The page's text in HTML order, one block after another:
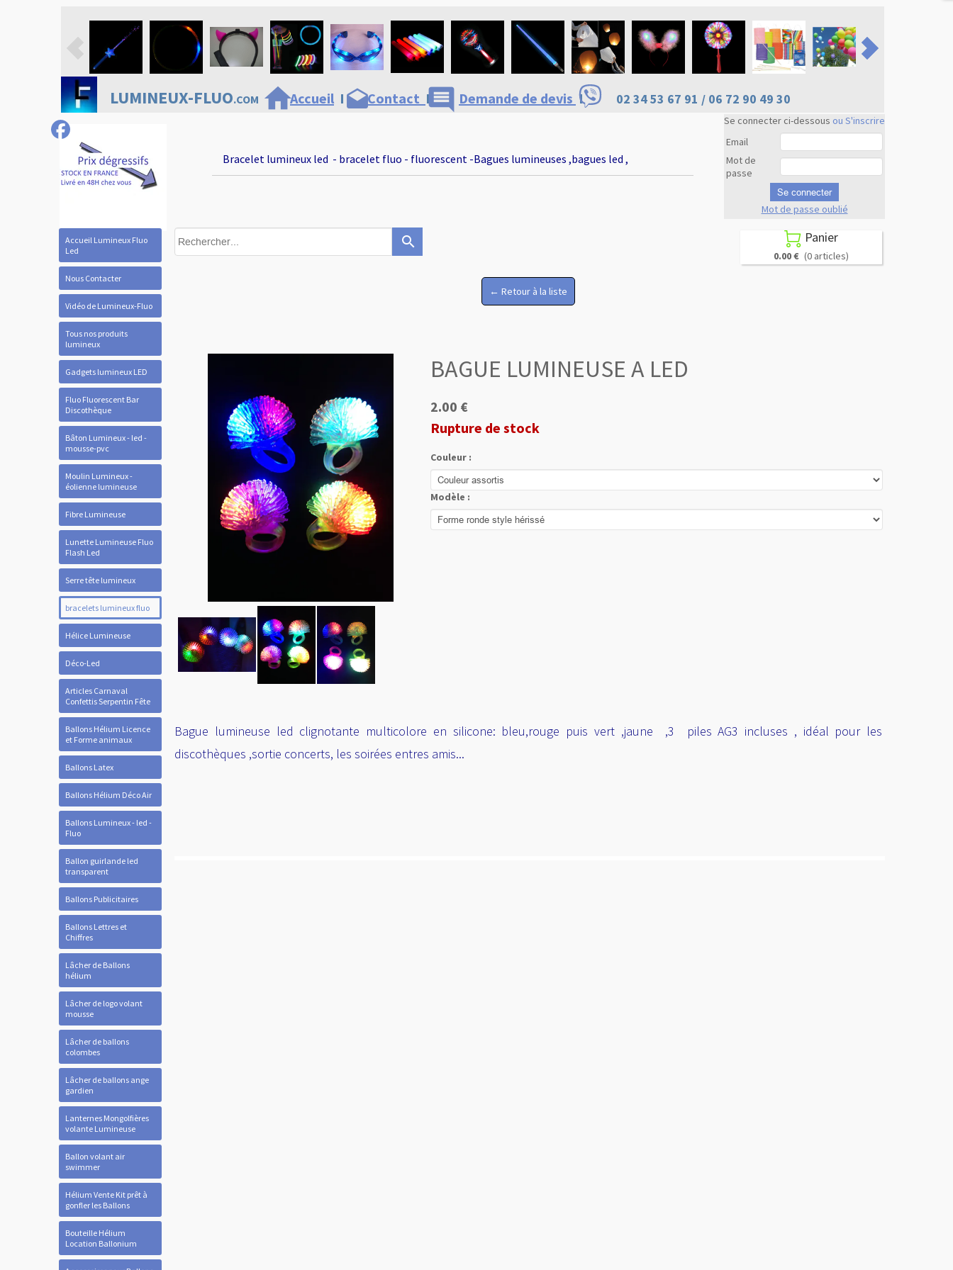
Accueil Lumineux Fluo
Led
Nous Contacter
Vidéo de Lumineux-Fluo
Tous nos produits
lumineux
Gadgets lumineux LED
Fluo Fluorescent Bar
Discothèque
Bâton Lumineux - led -
mousse-pvc
Moulin Lumineux -
éolienne lumineuse
Fibre Lumineuse
Lunette Lumineuse Fluo
Flash Led
Serre tête lumineux
bracelets lumineux fluo
Hélice Lumineuse
Déco-Led
Articles Carnaval
Confettis Serpentin Fête
Ballons Hélium Licence
et Forme animaux
Ballons Latex
Ballons Hélium Déco Air
Ballons Lumineux - led -
Fluo
Ballon guirlande led
transparent
Ballons Publicitaires
Ballons Lettres et
Chiffres
Lâcher de Ballons
hélium
Lâcher de logo volant
mousse
Lâcher de ballons
colombes
Lâcher de ballons ange
gardien
Lanternes Mongolfières
volante Lumineuse
Ballon volant air
swimmer
Hélium Vente Kit prêt à
gonfler les Ballons
Bouteille Hélium
Location Ballonium
LUMINEUX-FLUO.COM Accueil IContact I Demande de devis I 02 34 53 67 91 / 06 72 90 49 30
Se connecter ci-dessous ou S'inscrire
Email
Mot de
passe
Se connecter
Mot de passe oublié
drafts comment
home
Bracelet lumineux led - bracelet fluo - fluorescent -Bagues lumineuses ,bagues led ,
search  Panier
0.00 € (0 articles)
← Retour à la liste
BAGUE LUMINEUSE A LED
2.00 €
Rupture de stock
Couleur :
Modèle :
Bague lumineuse led clignotante multicolore en silicone: bleu,rouge puis vert ,jaune ,3 piles AG3 incluses , idéal pour les
discothèques ,sortie concerts, les soirées entres amis...